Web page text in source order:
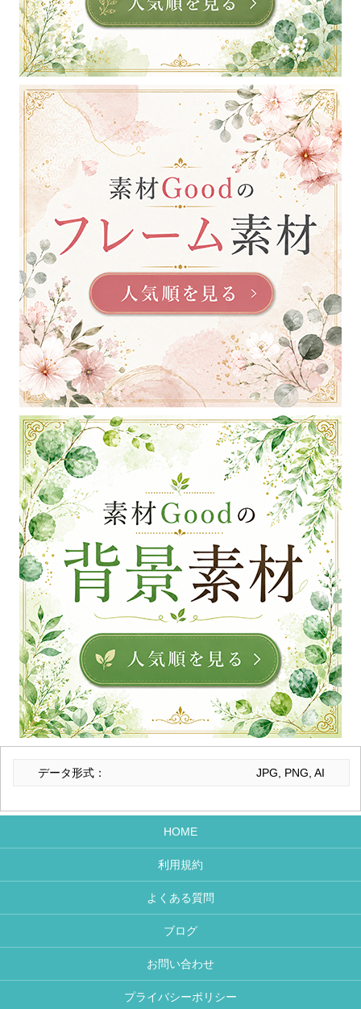
データ形式： JPG, PNG, AI
HOME
利用規約
よくある質問
ブログ
お問い合わせ
プライバシーポリシー